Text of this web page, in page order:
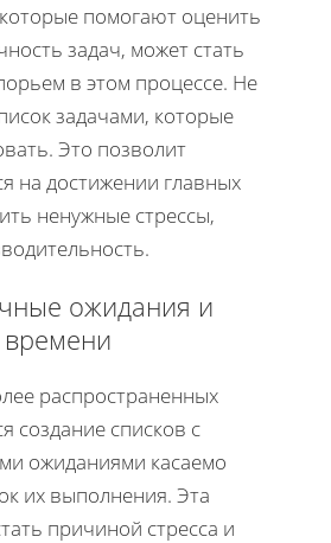
помогают оценить
задач, может стать
в этом процессе. Не
задачами, которые
Это позволит
на достижении главных
ненужные стрессы,
ожидания и
распространенных
создание списков с
ожиданиями касаемо
их выполнения. Эта
причиной стресса и